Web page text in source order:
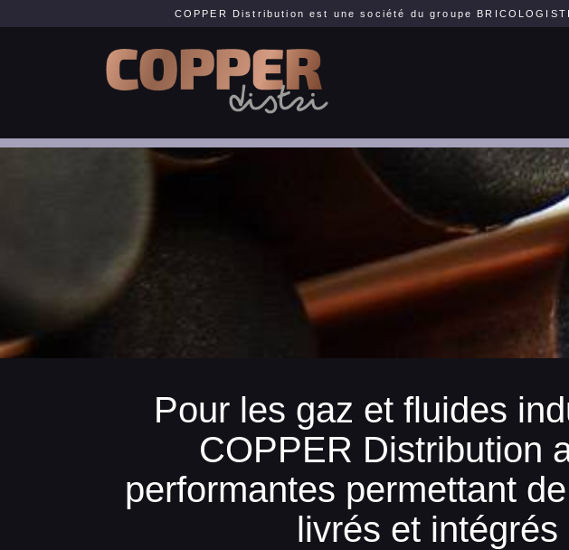
COPPER Distribution est une société du groupe
Pour les gaz et fluides
COPPER Distribution
performantes permettant
livrés et